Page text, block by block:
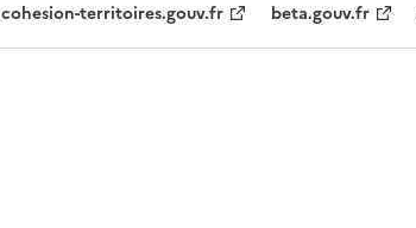
cohesion-territoires.gouv.fr beta.gouv.fr